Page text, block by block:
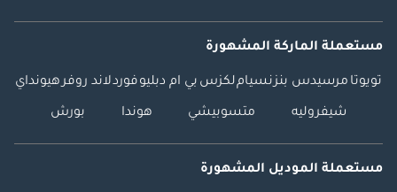
مستعملة الماركة المشهورة
تويوتا مرسيدس بنزنسياملكزس بي ام دبليوفوردلاند روفرهيونداي
شيفروليه متسوبيشي هوندا بورش
مستعملة الموديل المشهورة